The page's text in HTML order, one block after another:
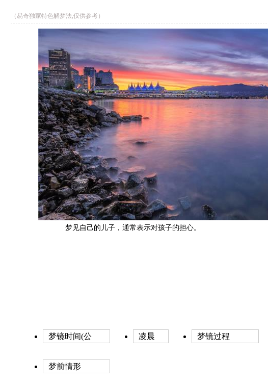
（易奇独家特色解梦法,仅供参考）
梦见自己的儿子，通常表示对孩子的担心。
梦镜时间(公
凌晨 梦镜过程
梦前情形